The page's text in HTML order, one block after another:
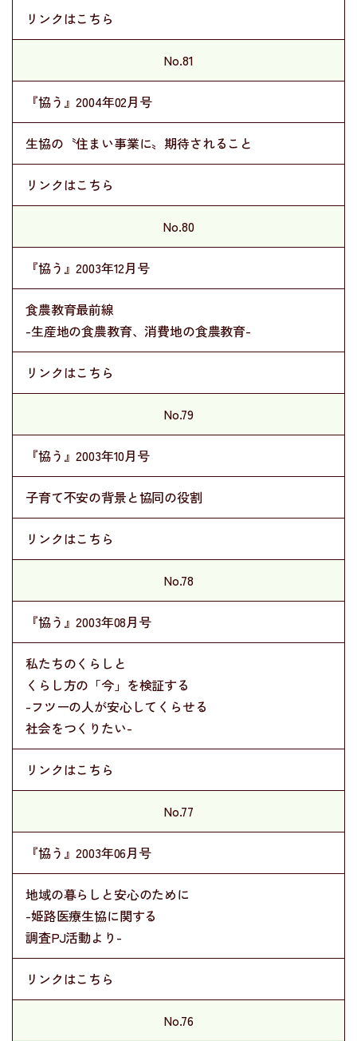
リンクはこちら
No.81
『協う』2004年02月号
生協の〝住まい事業に〟期待されること
リンクはこちら
No.80
『協う』2003年12月号
食農教育最前線
-生産地の食農教育、消費地の食農教育-
リンクはこちら
No.79
『協う』2003年10月号
子育て不安の背景と協同の役割
リンクはこちら
No.78
『協う』2003年08月号
私たちのくらしと
くらし方の「今」を検証する
-フツーの人が安心してくらせる
社会をつくりたい-
リンクはこちら
No.77
『協う』2003年06月号
地域の暮らしと安心のために
-姫路医療生協に関する
調査PJ活動より-
リンクはこちら
No.76